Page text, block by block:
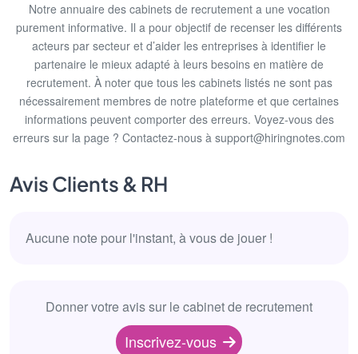
Notre annuaire des cabinets de recrutement a une vocation
purement informative. Il a pour objectif de recenser les différents
acteurs par secteur et d’aider les entreprises à identifier le
partenaire le mieux adapté à leurs besoins en matière de
recrutement. À noter que tous les cabinets listés ne sont pas
nécessairement membres de notre plateforme et que certaines
informations peuvent comporter des erreurs. Voyez-vous des
erreurs sur la page ? Contactez-nous à support@hiringnotes.com
Avis Clients & RH
Aucune note pour l'instant, à vous de jouer !
Donner votre avis sur le cabinet de recrutement
Inscrivez-vous